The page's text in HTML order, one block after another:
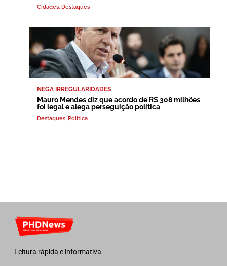
Cidades, Destaques
NEGA IRREGULARIDADES
Mauro Mendes diz que acordo de R$ 308 milhões
foi legal e alega perseguição política
Destaques, Política
Leitura rápida e informativa